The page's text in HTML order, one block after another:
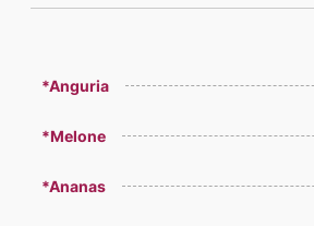
*Anguria
*Melone
*Ananas